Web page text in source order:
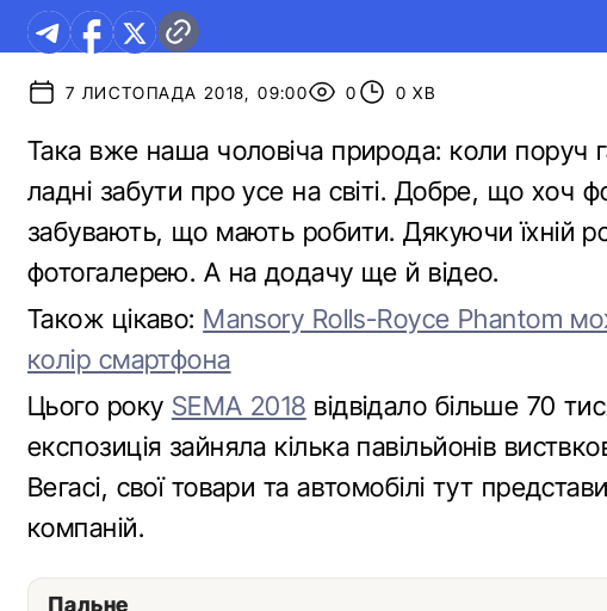
7 ЛИСТОПАДА 2018, 09:00 0 0 ХВ
Така вже наша чоловіча природа: коли поруч
ладні забути про усе на світі. Добре, що хоч
забувають, що мають робити. Дякуючи їхній
фотогалерею. А на додачу ще й відео.
Також цікаво: Mansory Rolls-Royce Phantom
колір смартфона
Цього року SEMA 2018 відвідало більше 70
експозиція зайняла кілька павільйонів
Вегасі, свої товари та автомобілі тут
компаній.
Пальне